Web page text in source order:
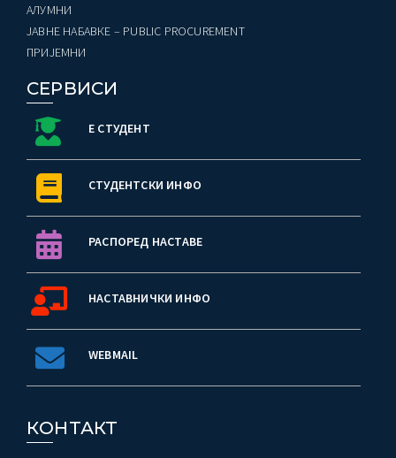
AЛУМНИ
ЈАВНЕ НАБАВКЕ – PUBLIC PROCUREMENT
ПРИЈЕМНИ
СЕРВИСИ
Е СТУДЕНТ
СТУДЕНТСКИ ИНФО
РАСПОРЕД НАСТАВЕ
НАСТАВНИЧКИ ИНФО
WEBMAIL
КОНТАКТ